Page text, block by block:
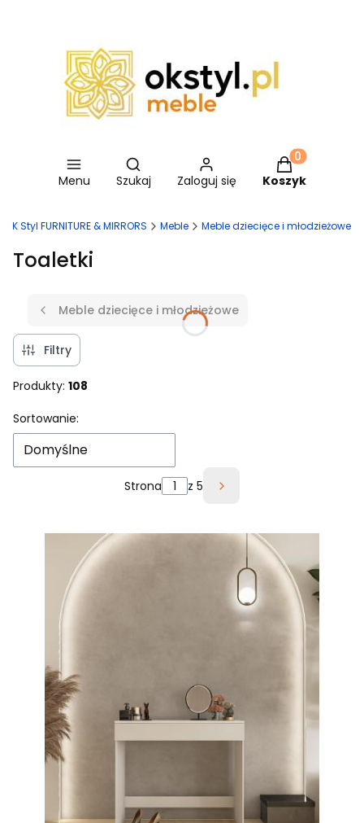
Menu
Otwórz wyszukiwarkę
Szukaj Zaloguj się
Produkty w
Koszyk
OK Styl FURNITURE & MIRRORS Meble Meble dziecięce i młodzieżowe
Toaletki
Meble dziecięce i młodzieżowe
Filtry
Produkty: 108
Lista produktów
Sortowanie:
Domyślne
Strona z 5 Następne produkty